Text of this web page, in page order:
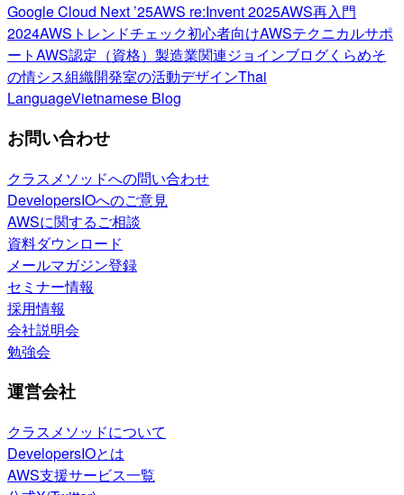
Google Cloud Next ’25AWS re:Invent 2025AWS再入門
2024AWSトレンドチェック初心者向けAWSテクニカルサポ
ートAWS認定（資格） 製造業関連ジョインブログくらめそ
の情シス組織開発室の活動デザインThai
LanguageVietnamese Blog
お問い合わせ
クラスメソッドへの問い合わせ
DevelopersIOへのご意見
AWSに関するご相談
資料ダウンロード
メールマガジン登録
セミナー情報
採用情報
会社説明会
勉強会
運営会社
クラスメソッドについて
DevelopersIOとは
AWS支援サービス一覧